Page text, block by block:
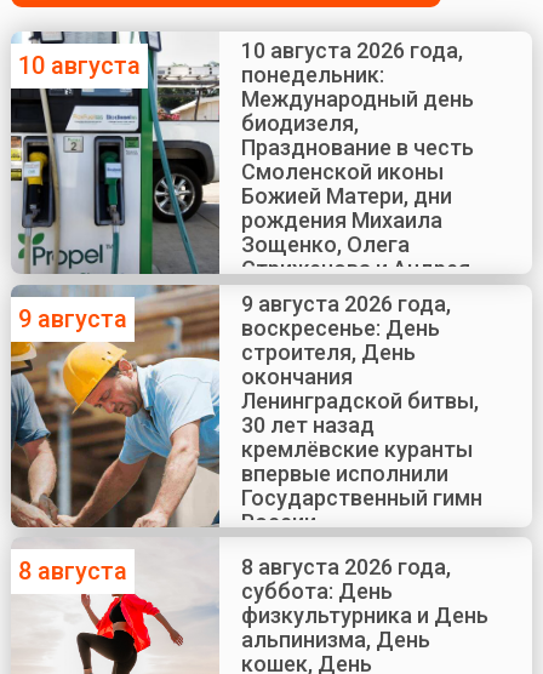
10 августа
10 августа 2026 года,
понедельник:
Международный день
биодизеля,
Празднование в честь
Смоленской иконы
Божией Матери, дни
рождения Михаила
Зощенко, Олега
Стриженова и Андрея
Краско
9 августа
9 августа 2026 года,
воскресенье: День
строителя, День
окончания
Ленинградской битвы,
30 лет назад
кремлёвские куранты
впервые исполнили
Государственный гимн
России
8 августа
8 августа 2026 года,
суббота: День
физкультурника и День
альпинизма, День
кошек, День